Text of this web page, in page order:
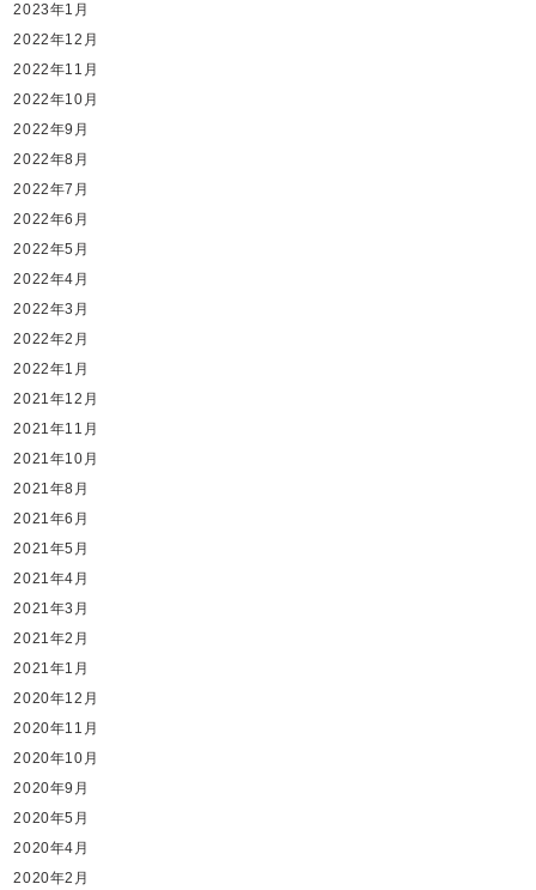
2023年1月
2022年12月
2022年11月
2022年10月
2022年9月
2022年8月
2022年7月
2022年6月
2022年5月
2022年4月
2022年3月
2022年2月
2022年1月
2021年12月
2021年11月
2021年10月
2021年8月
2021年6月
2021年5月
2021年4月
2021年3月
2021年2月
2021年1月
2020年12月
2020年11月
2020年10月
2020年9月
2020年5月
2020年4月
2020年2月